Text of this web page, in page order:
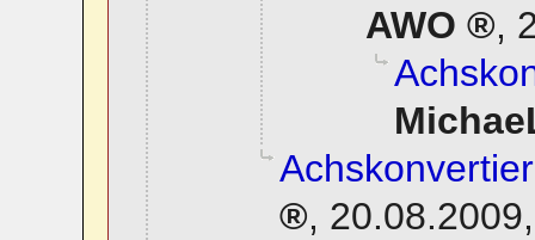
AWO
,
,